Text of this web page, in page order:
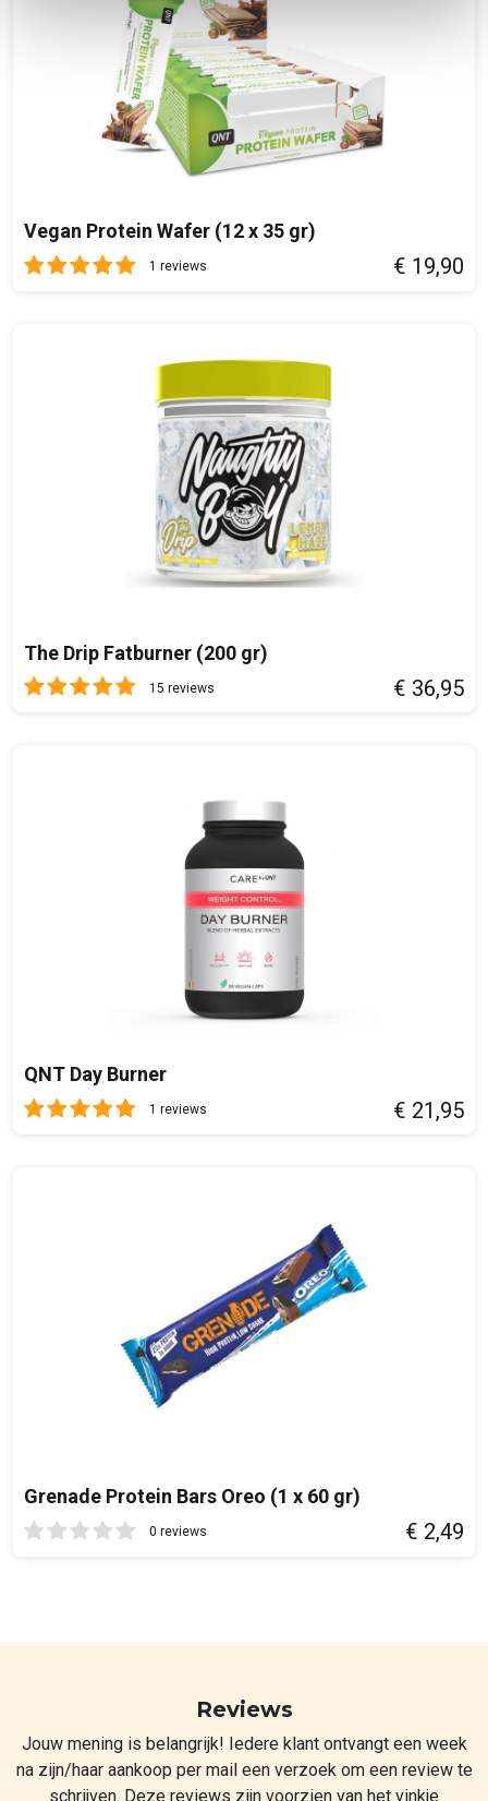
en om ons websiteverkeer te analyseren. Ook delen we
informatie over uw gebruik van onze site met onze
partners voor social media, adverteren en analyse. Deze
partners kunnen deze gegevens combineren met andere
informatie die u aan ze heeft verstrekt of die ze hebben
verzameld op basis van uw gebruik van hun services.
Vegan Protein Wafer (12 x 35 gr)
1 reviews € 19,90
The Drip Fatburner (200 gr)
15 reviews € 36,95
QNT Day Burner
1 reviews € 21,95
Grenade Protein Bars Oreo (1 x 60 gr)
0 reviews € 2,49
Reviews
Jouw mening is belangrijk! Iedere klant ontvangt een week
na zijn/haar aankoop per mail een verzoek om een review te
schrijven. Deze reviews zijn voorzien van het vinkje